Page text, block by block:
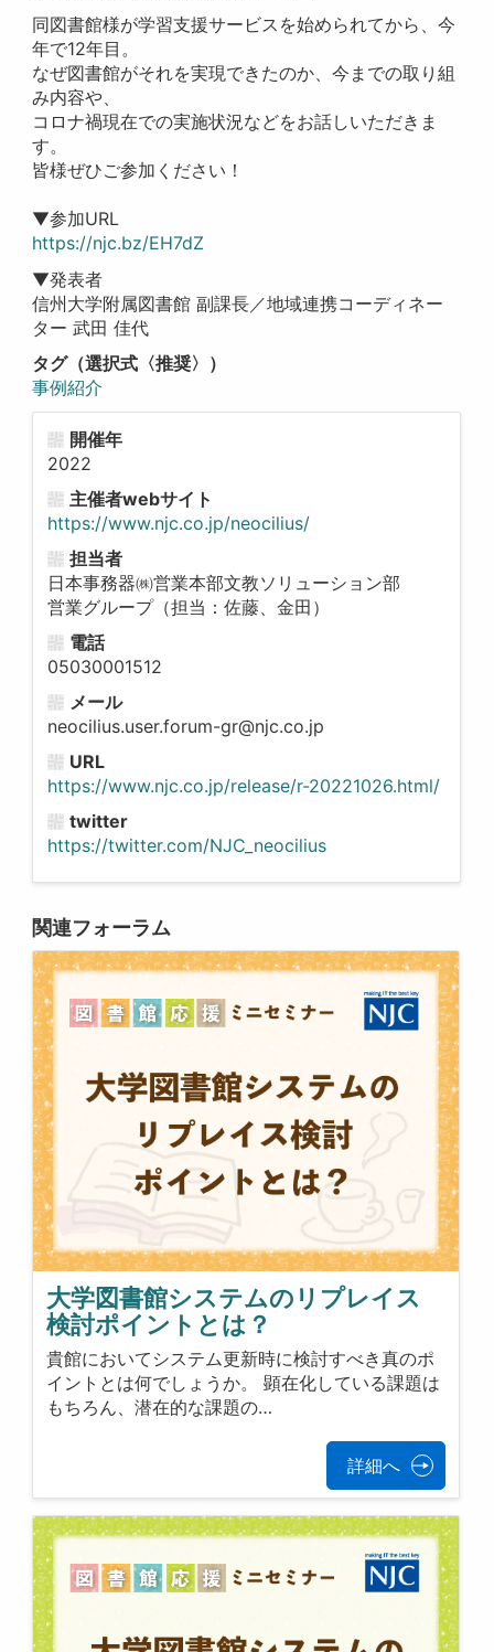
同図書館様が学習支援サービスを始められてから、今
年で12年目。
なぜ図書館がそれを実現できたのか、今までの取り組
み内容や、
コロナ禍現在での実施状況などをお話しいただきま
す。
皆様ぜひご参加ください！
▼参加URL
https://njc.bz/EH7dZ
▼発表者
信州大学附属図書館 副課長／地域連携コーディネー
ター 武田 佳代
タグ（選択式〈推奨〉）
事例紹介
開催年
2022
主催者webサイト
https://www.njc.co.jp/neocilius/
担当者
日本事務器㈱営業本部文教ソリューション部
営業グループ（担当：佐藤、金田）
電話
05030001512
メール
neocilius.user.forum-gr@njc.co.jp
URL
https://www.njc.co.jp/release/r-20221026.html/
twitter
https://twitter.com/NJC_neocilius
関連フォーラム
大学図書館システムのリプレイス
検討ポイントとは？
貴館においてシステム更新時に検討すべき真のポ
イントとは何でしょうか。 顕在化している課題は
もちろん、潜在的な課題の…
詳細へ